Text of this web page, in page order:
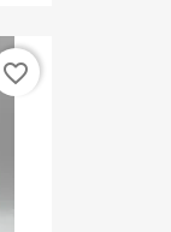
favorite_border